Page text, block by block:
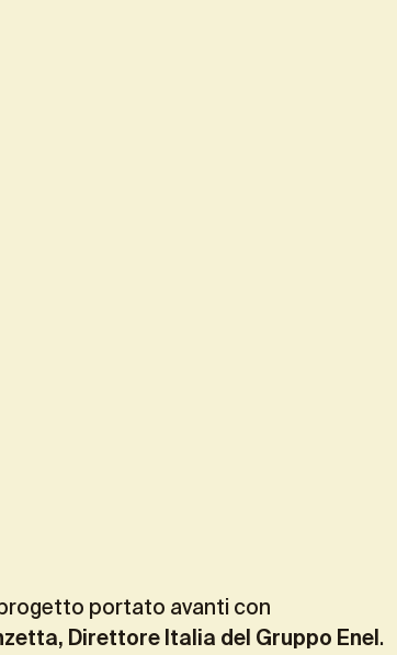
portato avanti con
Direttore Italia del Gruppo Enel .